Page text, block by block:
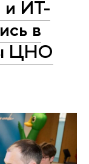
и ИТ-
в
ЦНО